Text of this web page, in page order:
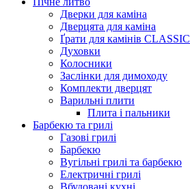
Дверки для каміна
Дверцята для каміна
Ґрати для камінів CLASSIC
Духовки
Колосники
Заслінки для димоходу
Комплекти дверцят
Варильні плити
Плита і пальники
Барбекю та грилі
Газові грилі
Барбекю
Вугільні грилі та барбекю
Електричні грилі
Вбудовані кухні